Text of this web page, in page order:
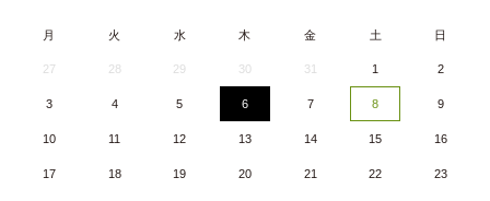
月 火 水 木 金 土 日
27 28 29 30 31 1 2
3 4 5 6 7 8 9
10 11 12 13 14 15 16
17 18 19 20 21 22 23